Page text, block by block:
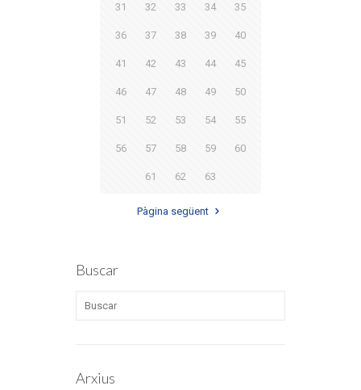
31 32 33 34 35
36 37 38 39 40
41 42 43 44 45
46 47 48 49 50
51 52 53 54 55
56 57 58 59 60
61 62 63
Pàgina següent
Buscar
Arxius